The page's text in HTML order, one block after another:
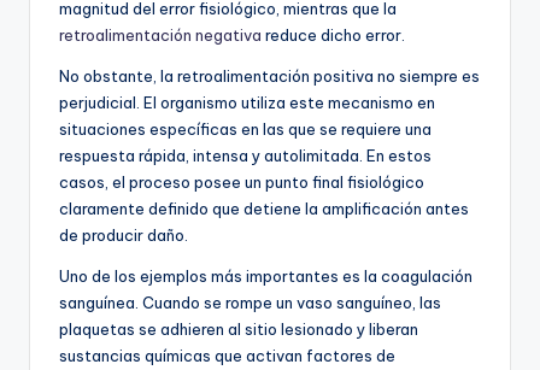
magnitud del error fisiológico, mientras que la
retroalimentación negativa reduce dicho error.
No obstante, la retroalimentación positiva no siempre es
perjudicial. El organismo utiliza este mecanismo en
situaciones específicas en las que se requiere una
respuesta rápida, intensa y autolimitada. En estos
casos, el proceso posee un punto final fisiológico
claramente definido que detiene la amplificación antes
de producir daño.
Uno de los ejemplos más importantes es la coagulación
sanguínea. Cuando se rompe un vaso sanguíneo, las
plaquetas se adhieren al sitio lesionado y liberan
sustancias químicas que activan factores de